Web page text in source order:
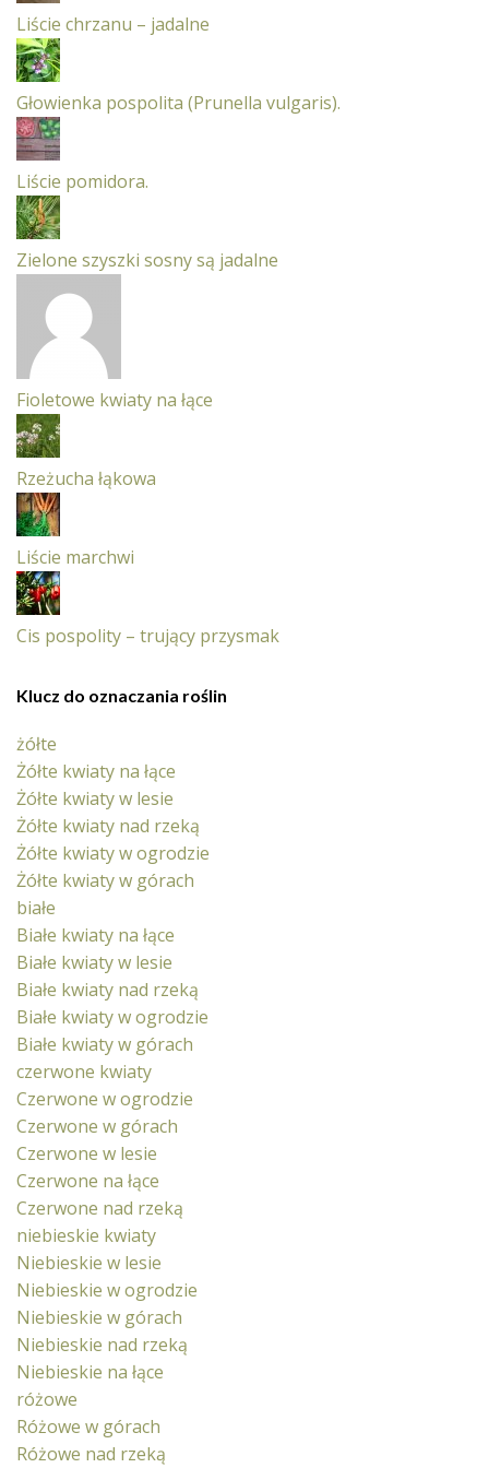
Liście chrzanu – jadalne
Głowienka pospolita (Prunella vulgaris).
Liście pomidora.
Zielone szyszki sosny są jadalne
Fioletowe kwiaty na łące
Rzeżucha łąkowa
Liście marchwi
Cis pospolity – trujący przysmak
Klucz do oznaczania roślin
żółte
Żółte kwiaty na łące
Żółte kwiaty w lesie
Żółte kwiaty nad rzeką
Żółte kwiaty w ogrodzie
Żółte kwiaty w górach
białe
Białe kwiaty na łące
Białe kwiaty w lesie
Białe kwiaty nad rzeką
Białe kwiaty w ogrodzie
Białe kwiaty w górach
czerwone kwiaty
Czerwone w ogrodzie
Czerwone w górach
Czerwone w lesie
Czerwone na łące
Czerwone nad rzeką
niebieskie kwiaty
Niebieskie w lesie
Niebieskie w ogrodzie
Niebieskie w górach
Niebieskie nad rzeką
Niebieskie na łące
różowe
Różowe w górach
Różowe nad rzeką